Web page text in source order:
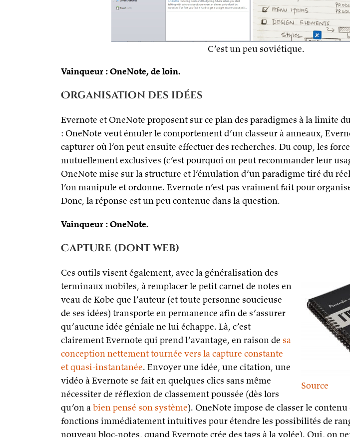
C’est un peu soviétique.
Vainqueur : OneNote, de loin.
Organisation des idées
Evernote et OneNote proposent sur ce plan des paradigmes à la limite
: OneNote veut émuler le comportement d’un classeur à anneaux,
capturer où l’on peut ensuite effectuer des recherches. Du coup, les
mutuellement exclusives (c’est pourquoi on peut recommander leur
OneNote mise sur la structure et l’émulation d’un paradigme tiré du
l’on manipule et ordonne. Evernote n’est pas vraiment fait pour
Donc, la réponse est un peu contenue dans la question.
Vainqueur : OneNote.
Capture (dont web)
Source
Ces outils visent également, avec la généralisation des
terminaux mobiles, à remplacer le petit carnet de notes en
veau de Kobe que l’auteur (et toute personne soucieuse
de ses idées) transporte en permanence afin de s’assurer
qu’aucune idée géniale ne lui échappe. Là, c’est
clairement Evernote qui prend l’avantage, en raison de sa
conception nettement tournée vers la capture constante
et quasi-instantanée. Envoyer une idée, une citation, une
vidéo à Evernote se fait en quelques clics sans même
nécessiter de réflexion de classement poussée (dès lors
qu’on abien pensé son système). OneNote impose de classer le contenu
fonctions immédiatement intuitives pour étendre les possibilités de
nouveau bloc-notes, quand Evernote crée des tags à la volée). Oui, on